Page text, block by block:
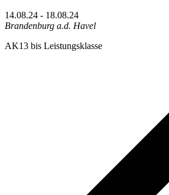
14.08.24 - 18.08.24
Brandenburg a.d. Havel
AK13 bis Leistungsklasse